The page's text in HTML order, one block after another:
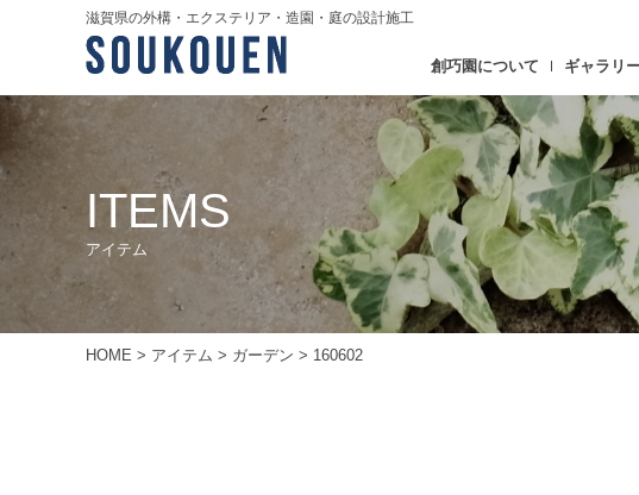
滋賀県の外構・エクステリア・造園・庭の設計施工
創巧園について ギャラリ
ITEMS
アイテム
HOME > アイテム > ガーデン > 160602